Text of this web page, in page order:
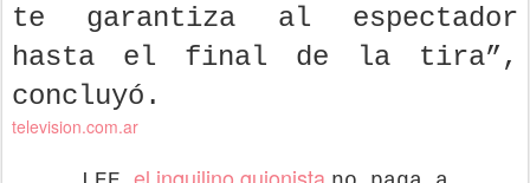
te garantiza al espectador
hasta el final de la tira”,
concluyó.
television.com.ar
el inquilino guionista